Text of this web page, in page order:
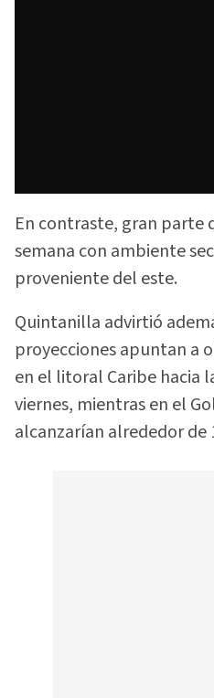
En contraste, gran parte
semana con ambiente
proveniente del este.
Quintanilla advirtió
proyecciones apuntan a
en el litoral Caribe hacia
viernes, mientras en el
alcanzarían alrededor de